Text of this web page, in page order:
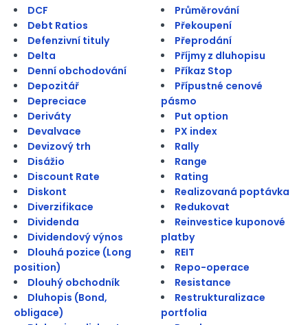
DCF
Debt Ratios
Defenzivní tituly
Delta
Denní obchodování
Depozitář
Depreciace
Deriváty
Devalvace
Devizový trh
Disážio
Discount Rate
Diskont
Diverzifikace
Dividenda
Dividendový výnos
Dlouhá pozice (Long
position)
Dlouhý obchodník
Dluhopis (Bond,
obligace)
Průměrování
Překoupení
Přeprodání
Příjmy z dluhopisu
Příkaz Stop
Přípustné cenové
pásmo
Put option
PX index
Rally
Range
Rating
Realizovaná poptávka
Redukovat
Reinvestice kuponové
platby
REIT
Repo-operace
Resistance
Restrukturalizace
portfolia